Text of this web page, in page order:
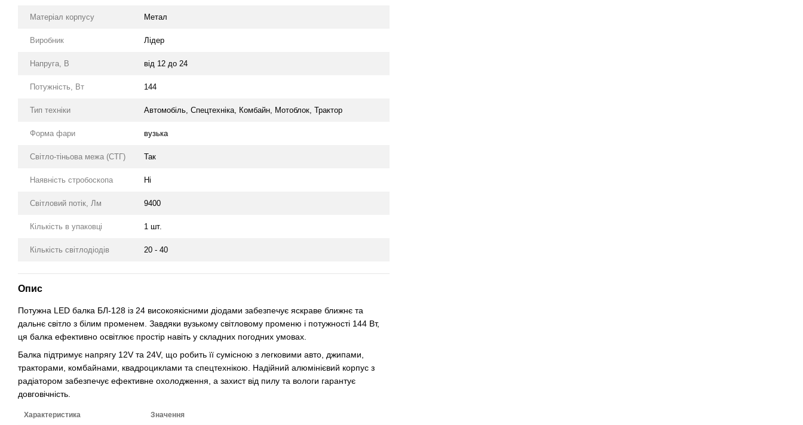
Матеріал корпусу Метал
Виробник Лідер
Напруга, В від 12 до 24
Потужність, Вт 144
Тип техніки Автомобіль, Спецтехніка, Комбайн, Мотоблок, Трактор
Форма фари вузька
Світло-тіньова межа (СТГ) Так
Наявність стробоскопа Ні
Світловий потік, Лм 9400
Кількість в упаковці 1 шт.
Кількість світлодіодів 20 - 40
Опис
Потужна LED балка БЛ-128 із 24 високоякісними діодами забезпечує яскраве ближнє та
дальнє світло з білим променем. Завдяки вузькому світловому променю і потужності 144 Вт,
ця балка ефективно освітлює простір навіть у складних погодних умовах.
Балка підтримує напрягу 12V та 24V, що робить її сумісною з легковими авто, джипами,
тракторами, комбайнами, квадроциклами та спецтехнікою. Надійний алюмінієвий корпус з
радіатором забезпечує ефективне охолодження, а захист від пилу та вологи гарантує
довговічність.
Характеристика Значення